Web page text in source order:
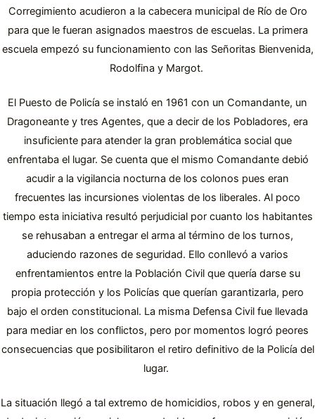
Corregimiento acudieron a la cabecera municipal de Río de Oro
para que le fueran asignados maestros de escuelas. La primera
escuela empezó su funcionamiento con las Señoritas Bienvenida,
Rodolfina y Margot.
El Puesto de Policía se instaló en 1961 con un Comandante, un
Dragoneante y tres Agentes, que a decir de los Pobladores, era
insuficiente para atender la gran problemática social que
enfrentaba el lugar. Se cuenta que el mismo Comandante debió
acudir a la vigilancia nocturna de los colonos pues eran
frecuentes las incursiones violentas de los liberales. Al poco
tiempo esta iniciativa resultó perjudicial por cuanto los habitantes
se rehusaban a entregar el arma al término de los turnos,
aduciendo razones de seguridad. Ello conllevó a varios
enfrentamientos entre la Población Civil que quería darse su
propia protección y los Policías que querían garantizarla, pero
bajo el orden constitucional. La misma Defensa Civil fue llevada
para mediar en los conflictos, pero por momentos logró peores
consecuencias que posibilitaron el retiro definitivo de la Policía del
lugar.
La situación llegó a tal extremo de homicidios, robos y en general,